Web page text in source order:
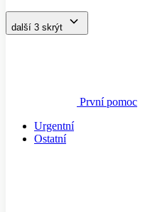
další 3 skrýt
První pomoc
Urgentní
Ostatní